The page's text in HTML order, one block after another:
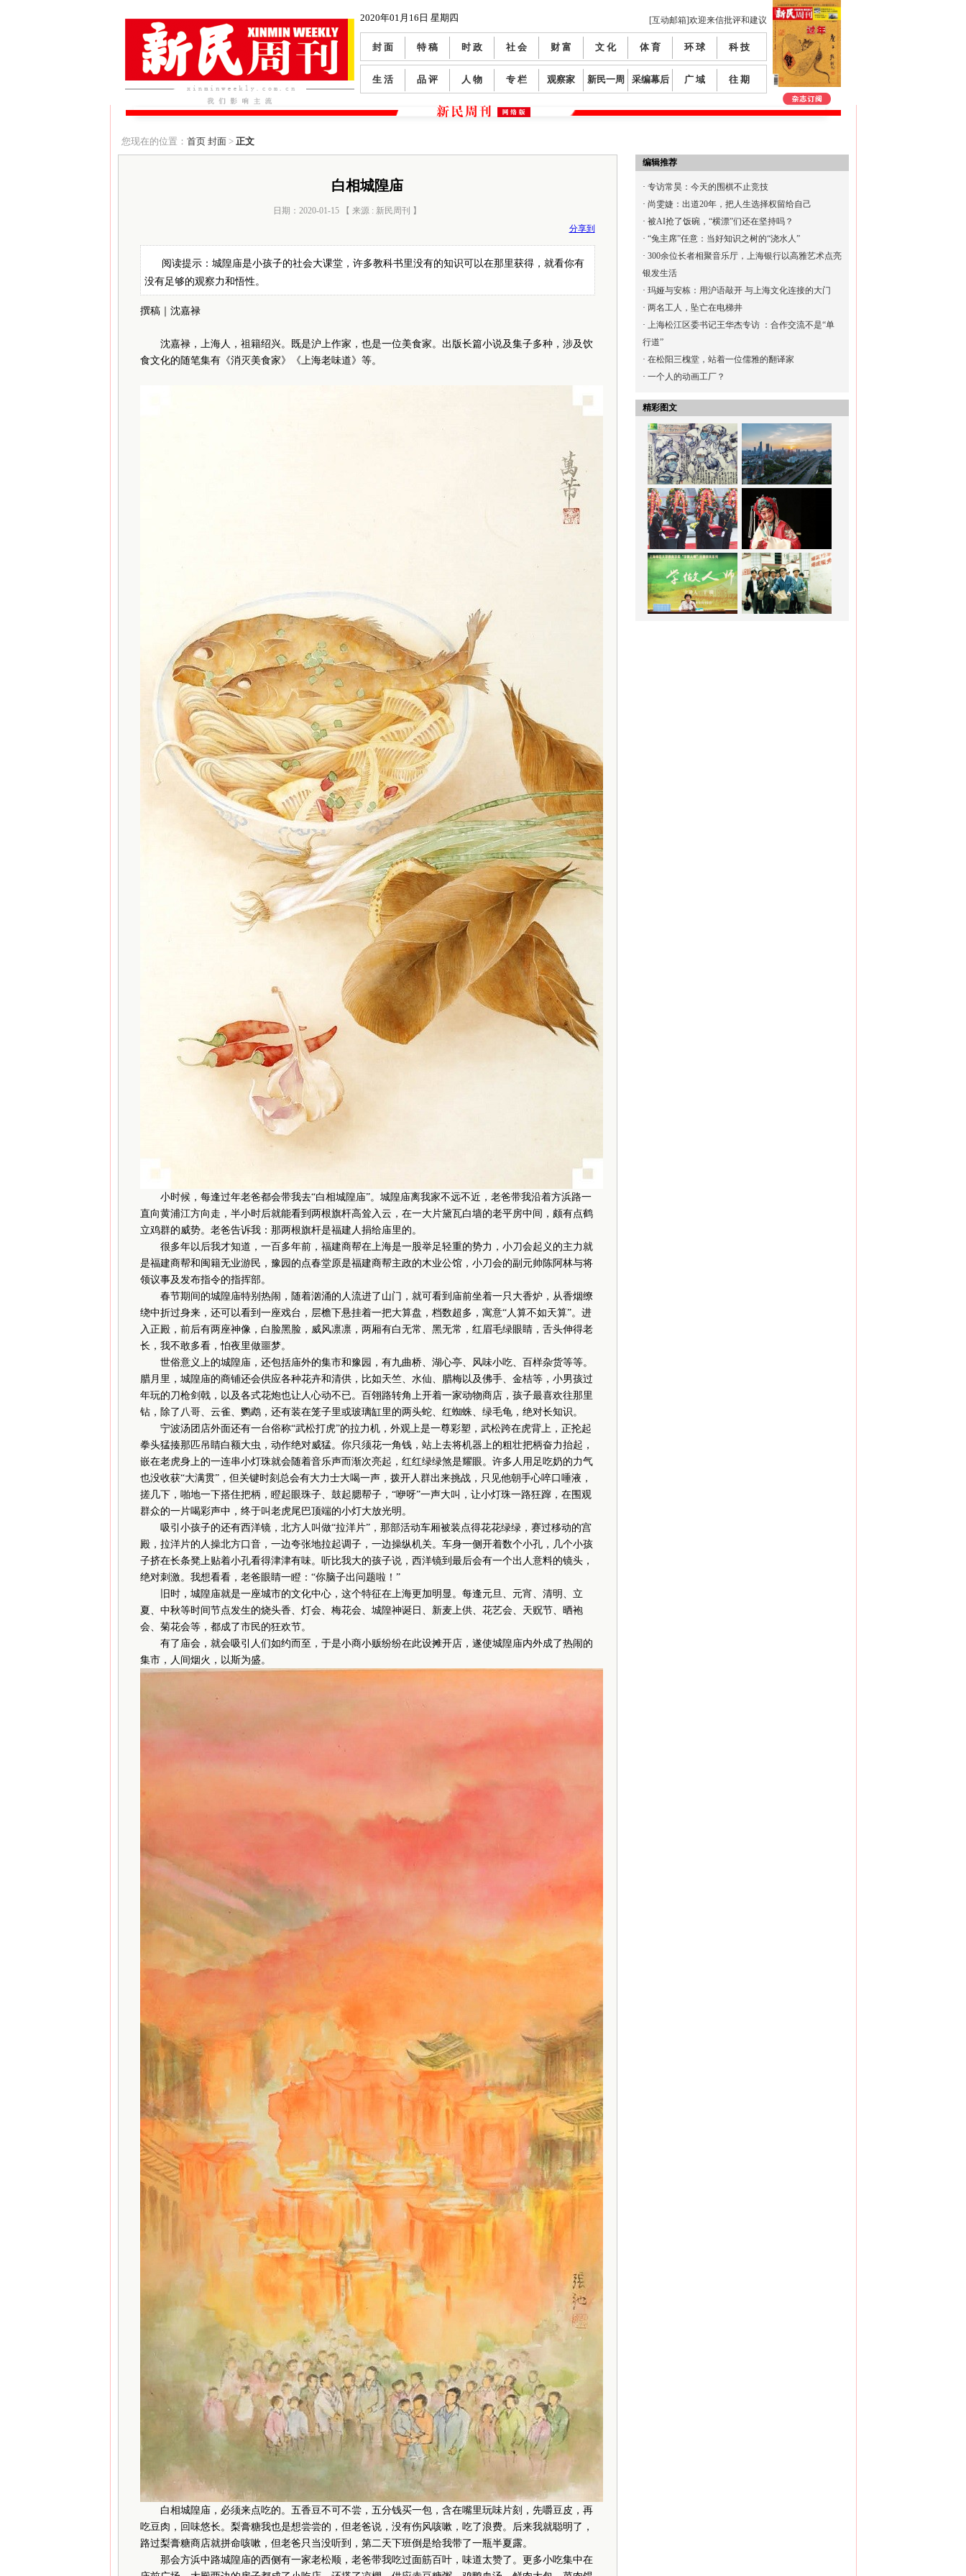
2020年01月16日 星期四 [互动邮箱]欢迎来信批评和建议
封 面 特 稿 时 政 社 会 财 富 文 化 体 育 环 球 科 技
生 活 品 评 人 物 专 栏 观察家 新民一周 采编幕后 广 域 往 期
您现在的位置： 首页 封面> 正文
白相城隍庙
日期：2020-01-15 【 来源 : 新民周刊 】
分享到
阅读提示：城隍庙是小孩子的社会大课堂，许多教科书里没有的知识可以在那里获得，就看你有
没有足够的观察力和悟性。
撰稿｜沈嘉禄
沈嘉禄，上海人，祖籍绍兴。既是沪上作家，也是一位美食家。出版长篇小说及集子多种，涉及饮
食文化的随笔集有《消灭美食家》《上海老味道》等。
小时候，每逢过年老爸都会带我去“白相城隍庙”。城隍庙离我家不远不近，老爸带我沿着方浜路一
直向黄浦江方向走，半小时后就能看到两根旗杆高耸入云，在一大片黛瓦白墙的老平房中间，颇有点鹤
立鸡群的威势。老爸告诉我：那两根旗杆是福建人捐给庙里的。
很多年以后我才知道，一百多年前，福建商帮在上海是一股举足轻重的势力，小刀会起义的主力就
是福建商帮和闽籍无业游民，豫园的点春堂原是福建商帮主政的木业公馆，小刀会的副元帅陈阿林与将
领议事及发布指令的指挥部。
春节期间的城隍庙特别热闹，随着汹涌的人流进了山门，就可看到庙前坐着一只大香炉，从香烟缭
绕中折过身来，还可以看到一座戏台，层檐下悬挂着一把大算盘，档数超多，寓意“人算不如天算”。进
入正殿，前后有两座神像，白脸黑脸，威风凛凛，两厢有白无常、黑无常，红眉毛绿眼睛，舌头伸得老
长，我不敢多看，怕夜里做噩梦。
世俗意义上的城隍庙，还包括庙外的集市和豫园，有九曲桥、湖心亭、风味小吃、百样杂货等等。
腊月里，城隍庙的商铺还会供应各种花卉和清供，比如天竺、水仙、腊梅以及佛手、金桔等，小男孩过
年玩的刀枪剑戟，以及各式花炮也让人心动不已。百翎路转角上开着一家动物商店，孩子最喜欢往那里
钻，除了八哥、云雀、鹦鹉，还有装在笼子里或玻璃缸里的两头蛇、红蜘蛛、绿毛龟，绝对长知识。
宁波汤团店外面还有一台俗称“武松打虎”的拉力机，外观上是一尊彩塑，武松跨在虎背上，正抡起
拳头猛揍那匹吊睛白额大虫，动作绝对威猛。你只须花一角钱，站上去将机器上的粗壮把柄奋力抬起，
嵌在老虎身上的一连串小灯珠就会随着音乐声而渐次亮起，红红绿绿煞是耀眼。许多人用足吃奶的力气
也没收获“大满贯”，但关键时刻总会有大力士大喝一声，拨开人群出来挑战，只见他朝手心啐口唾液，
搓几下，啪地一下搭住把柄，瞪起眼珠子、鼓起腮帮子，“咿呀”一声大叫，让小灯珠一路狂蹿，在围观
群众的一片喝彩声中，终于叫老虎尾巴顶端的小灯大放光明。
吸引小孩子的还有西洋镜，北方人叫做“拉洋片”，那部活动车厢被装点得花花绿绿，赛过移动的宫
殿，拉洋片的人操北方口音，一边夸张地拉起调子，一边操纵机关。车身一侧开着数个小孔，几个小孩
子挤在长条凳上贴着小孔看得津津有味。听比我大的孩子说，西洋镜到最后会有一个出人意料的镜头，
绝对刺激。我想看看，老爸眼睛一瞪：“你脑子出问题啦！”
旧时，城隍庙就是一座城市的文化中心，这个特征在上海更加明显。每逢元旦、元宵、清明、立
夏、中秋等时间节点发生的烧头香、灯会、梅花会、城隍神诞日、新麦上供、花艺会、天贶节、晒袍
会、菊花会等，都成了市民的狂欢节。
有了庙会，就会吸引人们如约而至，于是小商小贩纷纷在此设摊开店，遂使城隍庙内外成了热闹的
集市，人间烟火，以斯为盛。
白相城隍庙，必须来点吃的。五香豆不可不尝，五分钱买一包，含在嘴里玩味片刻，先嚼豆皮，再
吃豆肉，回味悠长。梨膏糖我也是想尝尝的，但老爸说，没有伤风咳嗽，吃了浪费。后来我就聪明了，
路过梨膏糖商店就拼命咳嗽，但老爸只当没听到，第二天下班倒是给我带了一瓶半夏露。
那会方浜中路城隍庙的西侧有一家老松顺，老爸带我吃过面筋百叶，味道太赞了。更多小吃集中在
编辑推荐
· 专访常昊：今天的围棋不止竞技
· 尚雯婕：出道20年，把人生选择权留给自己
· 被AI抢了饭碗，“横漂”们还在坚持吗？
· “兔主席”任意：当好知识之树的“浇水人”
· 300余位长者相聚音乐厅，上海银行以高雅艺术点亮
银发生活
· 玛娅与安栋：用沪语敲开 与上海文化连接的大门
· 两名工人，坠亡在电梯井
· 上海松江区委书记王华杰专访 ：合作交流不是“单
行道”
· 在松阳三槐堂，站着一位儒雅的翻译家
· 一个人的动画工厂？
精彩图文